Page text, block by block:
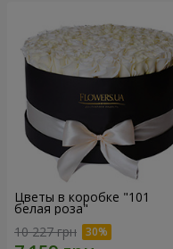
Цветы в коробке "101
белая роза"
10 227 грн